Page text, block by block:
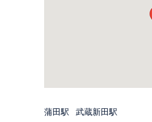
蒲田駅 武蔵新田駅